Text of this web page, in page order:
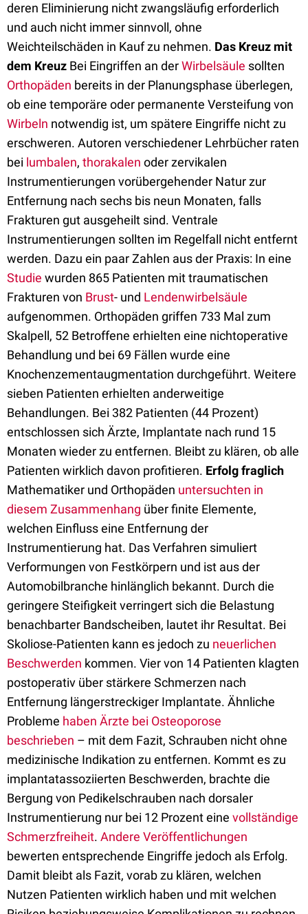
deren Eliminierung nicht zwangsläufig erforderlich
und auch nicht immer sinnvoll, ohne
Weichteilschäden in Kauf zu nehmen. Das Kreuz mit
dem Kreuz Bei Eingriffen an derWirbelsäule sollten
Orthopäden bereits in der Planungsphase überlegen,
ob eine temporäre oder permanente Versteifung von
Wirbeln notwendig ist, um spätere Eingriffe nicht zu
erschweren. Autoren verschiedener Lehrbücher raten
bei lumbalen, thorakalen oder zervikalen
Instrumentierungen vorübergehender Natur zur
Entfernung nach sechs bis neun Monaten, falls
Frakturen gut ausgeheilt sind. Ventrale
Instrumentierungen sollten im Regelfall nicht entfernt
werden. Dazu ein paar Zahlen aus der Praxis: In eine
Studie wurden 865 Patienten mit traumatischen
Frakturen von Brust- und Lendenwirbelsäule
aufgenommen. Orthopäden griffen 733 Mal zum
Skalpell, 52 Betroffene erhielten eine nichtoperative
Behandlung und bei 69 Fällen wurde eine
Knochenzementaugmentation durchgeführt. Weitere
sieben Patienten erhielten anderweitige
Behandlungen. Bei 382 Patienten (44 Prozent)
entschlossen sich Ärzte, Implantate nach rund 15
Monaten wieder zu entfernen. Bleibt zu klären, ob alle
Patienten wirklich davon profitieren. Erfolg fraglich
Mathematiker und Orthopäden untersuchten in
diesem Zusammenhang über finite Elemente,
welchen Einfluss eine Entfernung der
Instrumentierung hat. Das Verfahren simuliert
Verformungen von Festkörpern und ist aus der
Automobilbranche hinlänglich bekannt. Durch die
geringere Steifigkeit verringert sich die Belastung
benachbarter Bandscheiben, lautet ihr Resultat. Bei
Skoliose-Patienten kann es jedoch zu neuerlichen
Beschwerden kommen. Vier von 14 Patienten klagten
postoperativ über stärkere Schmerzen nach
Entfernung längerstreckiger Implantate. Ähnliche
Probleme haben Ärzte bei Osteoporose
beschrieben – mit dem Fazit, Schrauben nicht ohne
medizinische Indikation zu entfernen. Kommt es zu
implantatassoziierten Beschwerden, brachte die
Bergung von Pedikelschrauben nach dorsaler
Instrumentierung nur bei 12 Prozent eine vollständige
Schmerzfreiheit. Andere Veröffentlichungen
bewerten entsprechende Eingriffe jedoch als Erfolg.
Damit bleibt als Fazit, vorab zu klären, welchen
Nutzen Patienten wirklich haben und mit welchen